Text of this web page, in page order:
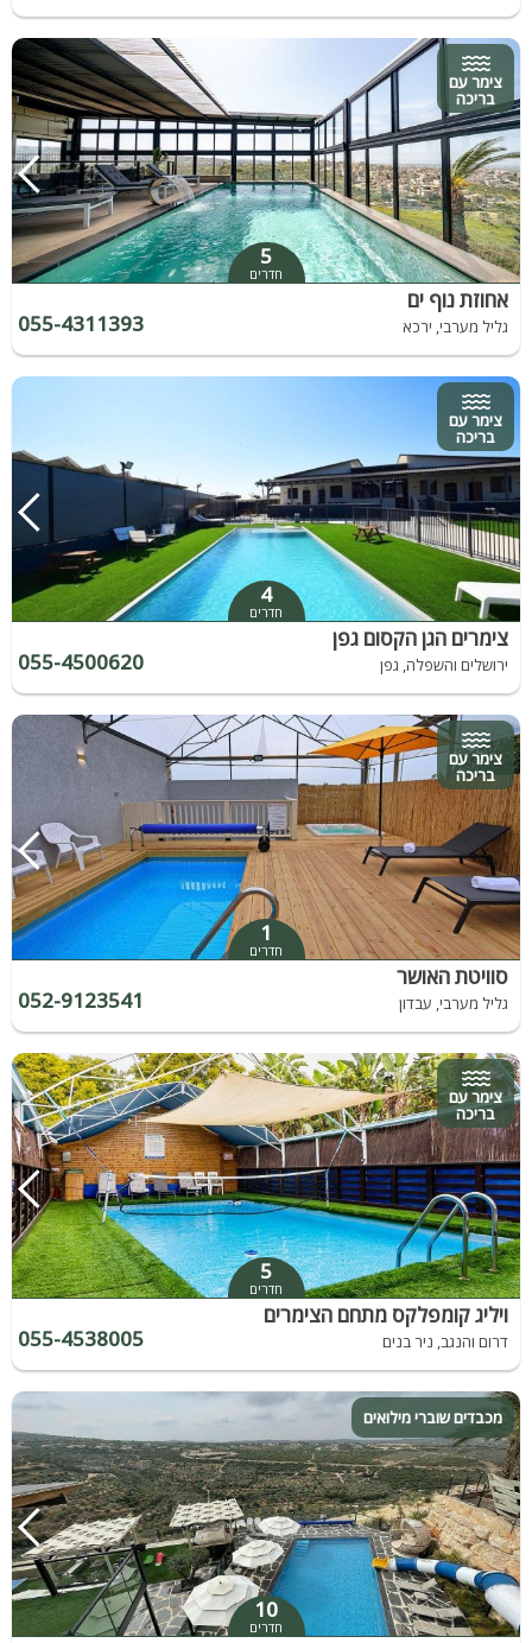
צימר עם
בריכה
5
חדרים
אחוזת נוף ים
גליל מערבי, ירכא 055-4311393
צימר עם
בריכה
4
חדרים
צימרים הגן הקסום גפן
ירושלים והשפלה, גפן 055-4500620
צימר עם
בריכה
1
חדרים
סוויטת האושר
גליל מערבי, עבדון 052-9123541
צימר עם
בריכה
5
חדרים
ויליג קומפלקס מתחם הצימרים
דרום והנגב, ניר בנים 055-4538005
מכבדים שוברי מילואים
10
חדרים